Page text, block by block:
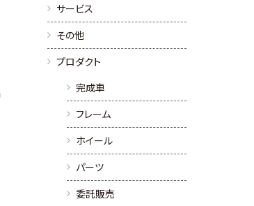
サービス
その他
プロダクト
完成車
フレーム
ホイール
パーツ
委託販売